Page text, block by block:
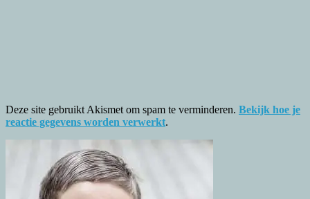
Deze site gebruikt Akismet om spam te verminderen. Bekijk hoe je
reactie gegevens worden verwerkt.